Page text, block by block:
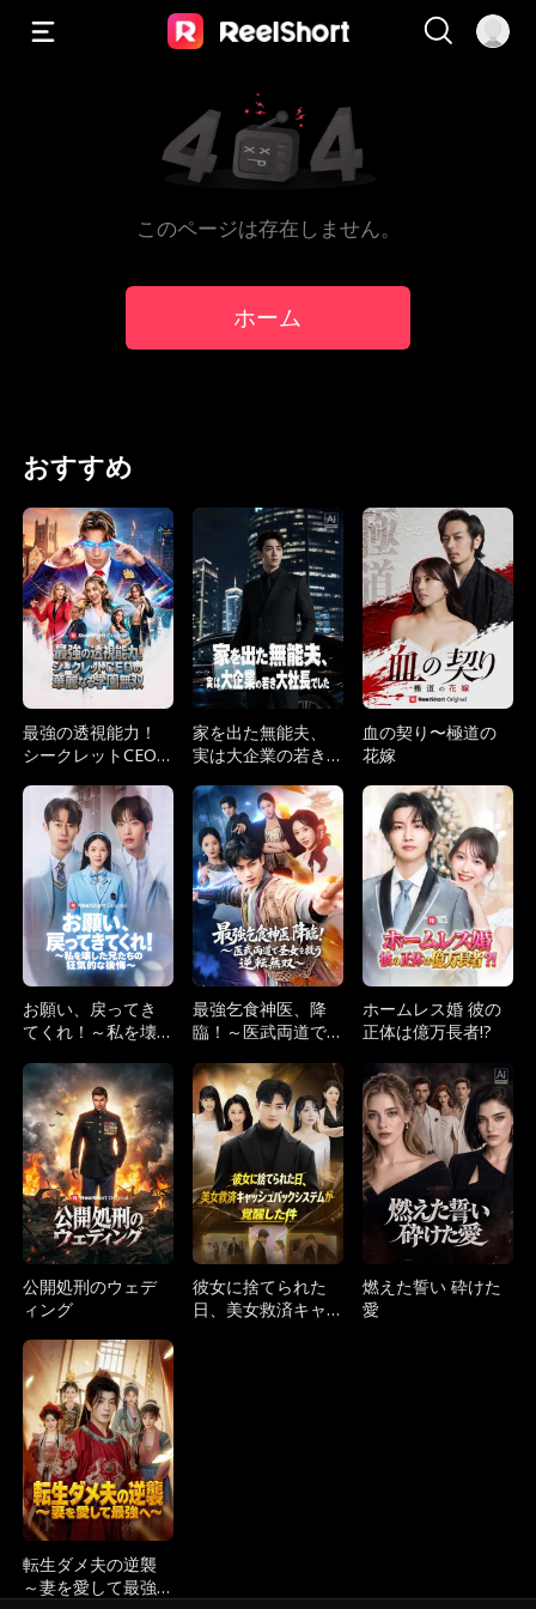
このページは存在しません。
ホーム
おすすめ
最強の透視能力！
シークレットCEO
双
家を出た無能夫、
実は大企業の若き
血の契り〜極道の
花嫁
お願い、戻ってき
てくれ！～私を壊
的な後悔～
最強乞食神医、降
臨！～医武両道で
双～
ホームレス婚 彼の
正体は億万長者!?
公開処刑のウェデ
ィング
彼女に捨てられた
日、美女救済キャ
燃えた誓い 砕けた
愛
転生ダメ夫の逆襲
～妻を愛して最強